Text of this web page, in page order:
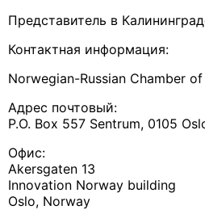
Представитель в
Контактная информация:
Norwegian-Russian Chamber
Адрес почтовый:
P.O. Box 557 Sentrum, 0105
Офис:
Akersgaten 13
Innovation Norway building
Oslo, Norway